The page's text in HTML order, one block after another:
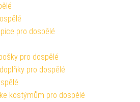
pro dospělé
pro dospělé
pro dospělé
kostýmům pro dospělé